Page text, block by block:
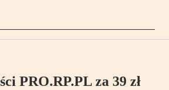
PRO.RP.PL za 39 zł